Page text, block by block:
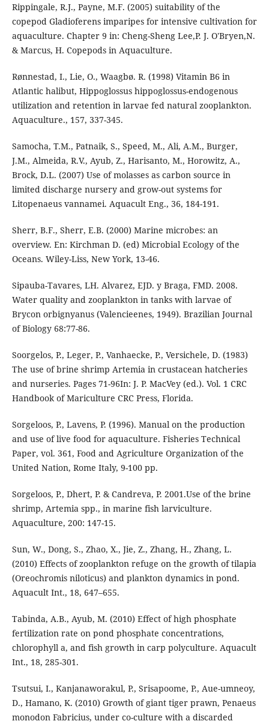
Rippingale, R.J., Payne, M.F. (2005) suitability of the
copepod Gladioferens imparipes for intensive cultivation for
aquaculture. Chapter 9 in: Cheng-Sheng Lee,P. J. O'Bryen,N.
& Marcus, H. Copepods in Aquaculture.
Rønnestad, I., Lie, O., Waagbø. R. (1998) Vitamin B6 in
Atlantic halibut, Hippoglossus hippoglossus-endogenous
utilization and retention in larvae fed natural zooplankton.
Aquaculture., 157, 337-345.
Samocha, T.M., Patnaik, S., Speed, M., Ali, A.M., Burger,
J.M., Almeida, R.V., Ayub, Z., Harisanto, M., Horowitz, A.,
Brock, D.L. (2007) Use of molasses as carbon source in
limited discharge nursery and grow-out systems for
Litopenaeus vannamei. Aquacult Eng., 36, 184-191.
Sherr, B.F., Sherr, E.B. (2000) Marine microbes: an
overview. En: Kirchman D. (ed) Microbial Ecology of the
Oceans. Wiley-Liss, New York, 13-46.
Sipauba-Tavares, LH. Alvarez, EJD. y Braga, FMD. 2008.
Water quality and zooplankton in tanks with larvae of
Brycon orbignyanus (Valencieenes, 1949). Brazilian Journal
of Biology 68:77-86.
Soorgelos, P., Leger, P., Vanhaecke, P., Versichele, D. (1983)
The use of brine shrimp Artemia in crustacean hatcheries
and nurseries. Pages 71-96In: J. P. MacVey (ed.). Vol. 1 CRC
Handbook of Mariculture CRC Press, Florida.
Sorgeloos, P., Lavens, P. (1996). Manual on the production
and use of live food for aquaculture. Fisheries Technical
Paper, vol. 361, Food and Agriculture Organization of the
United Nation, Rome Italy, 9-100 pp.
Sorgeloos, P., Dhert, P. & Candreva, P. 2001.Use of the brine
shrimp, Artemia spp., in marine fish larviculture.
Aquaculture, 200: 147-15.
Sun, W., Dong, S., Zhao, X., Jie, Z., Zhang, H., Zhang, L.
(2010) Effects of zooplankton refuge on the growth of tilapia
(Oreochromis niloticus) and plankton dynamics in pond.
Aquacult Int., 18, 647–655.
Tabinda, A.B., Ayub, M. (2010) Effect of high phosphate
fertilization rate on pond phosphate concentrations,
chlorophyll a, and fish growth in carp polyculture. Aquacult
Int., 18, 285-301.
Tsutsui, I., Kanjanaworakul, P., Srisapoome, P., Aue-umneoy,
D., Hamano, K. (2010) Growth of giant tiger prawn, Penaeus
monodon Fabricius, under co-culture with a discarded